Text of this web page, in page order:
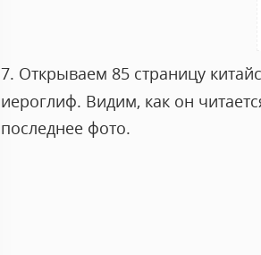
7. Открываем 85 страницу
иероглиф. Видим, как он
последнее фото.